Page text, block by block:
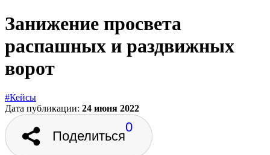
Занижение просвета
распашных и раздвижных
ворот
#Кейсы
Дата публикации: 24 июня 2022
Поделиться
0